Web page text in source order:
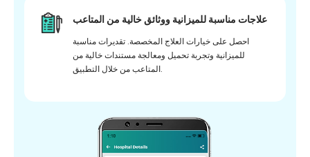
علاجات مناسبة للميزانية ووثائق خالية من المتاعب
احصل على خيارات العلاج المخصصة. تقديرات مناسبة
للميزانية وتجربة تحميل ومعالجة مستندات خالية من
المتاعب من خلال التطبيق.